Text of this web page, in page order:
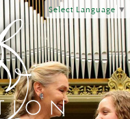
Select Language ▼